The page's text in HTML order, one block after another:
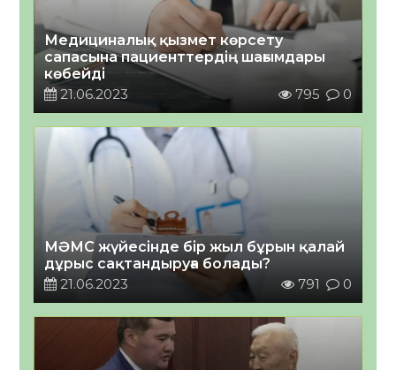
Медициналық қызмет көрсету
сапасына пациенттердің шағымдары
көбейді
21.06.2023
795 0
МӘМС жүйесінде бір жыл бұрын қалай
дұрыс сақтандыруға болады?
21.06.2023
791 0